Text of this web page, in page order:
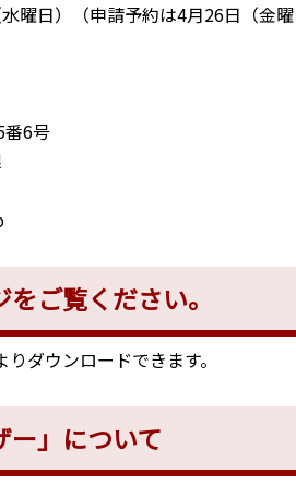
曜日）（申請予約は4月26日（金曜
番6号
ご覧ください。
ダウンロードできます。
ー」について